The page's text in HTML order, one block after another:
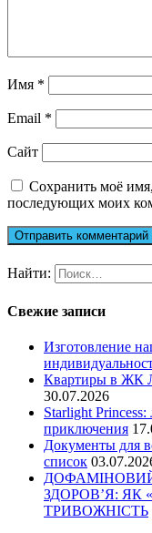
Имя *
Email *
Сайт
Сохранить моё
последующих моих
Найти:
Свежие записи
Изготовление
Квартиры в ЖК
30.07.2026
Starlight
приключения
Документы для
список
ЗДОРОВ’Я:
ТРИВОЖНІСТЬ